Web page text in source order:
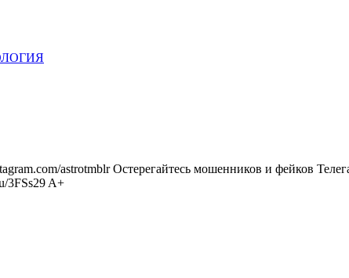
astrotmblr Остерегайтесь мошенников и фейков
3FSs29 A+